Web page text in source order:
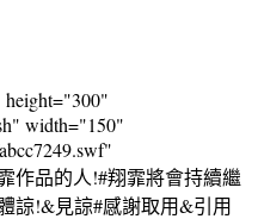
height="300"
width="150"
作品的人!#翔霏將會持續繼
諒!&見諒#感謝取用&引用